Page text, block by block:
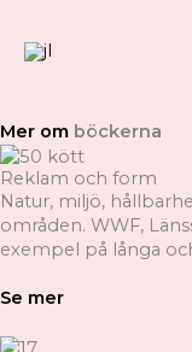
innehåll
Tillsammans med
Mer om böckerna
Reklam och form
Natur, miljö,
områden. WWF,
exempel på långa
Se mer